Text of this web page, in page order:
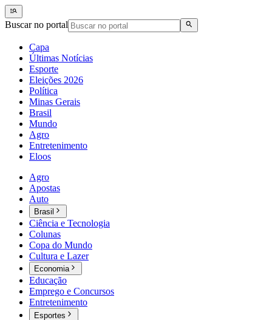
Buscar no portal
Capa
Últimas Notícias
Esporte
Eleições 2026
Política
Minas Gerais
Brasil
Mundo
Agro
Entretenimento
Eloos
Agro
Apostas
Auto
Brasil
Ciência e Tecnologia
Colunas
Copa do Mundo
Cultura e Lazer
Economia
Educação
Emprego e Concursos
Entretenimento
Esportes